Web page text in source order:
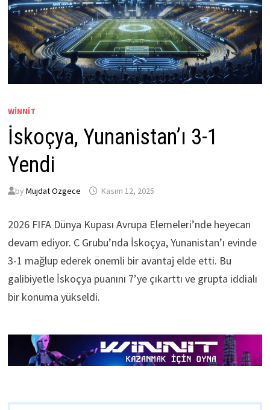
WINNIT
İskoçya, Yunanistan’ı 3-1
Yendi
by Mujdat Ozgece Kasım 12, 2025
2026 FIFA Dünya Kupası Avrupa Elemeleri’nde heyecan
devam ediyor. C Grubu’nda İskoçya, Yunanistan’ı evinde
3-1 mağlup ederek önemli bir avantaj elde etti. Bu
galibiyetle İskoçya puanını 7’ye çıkarttı ve grupta iddialı
bir konuma yükseldi.